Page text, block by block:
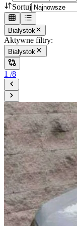
Sortuj
Białystok
Aktywne filtry:
Białystok
1 /8